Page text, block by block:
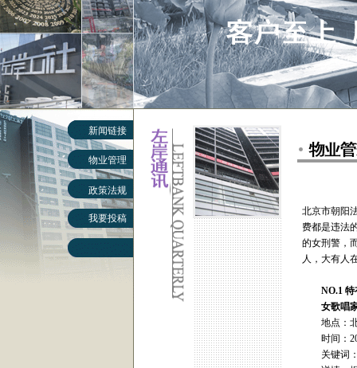
新闻链接
物业管理
政策法规
我要投稿
北京市朝阳
费都是违法
的女刑警，
人，大有人
NO.1 特
女歌唱家
地点：
时间：
关键词：